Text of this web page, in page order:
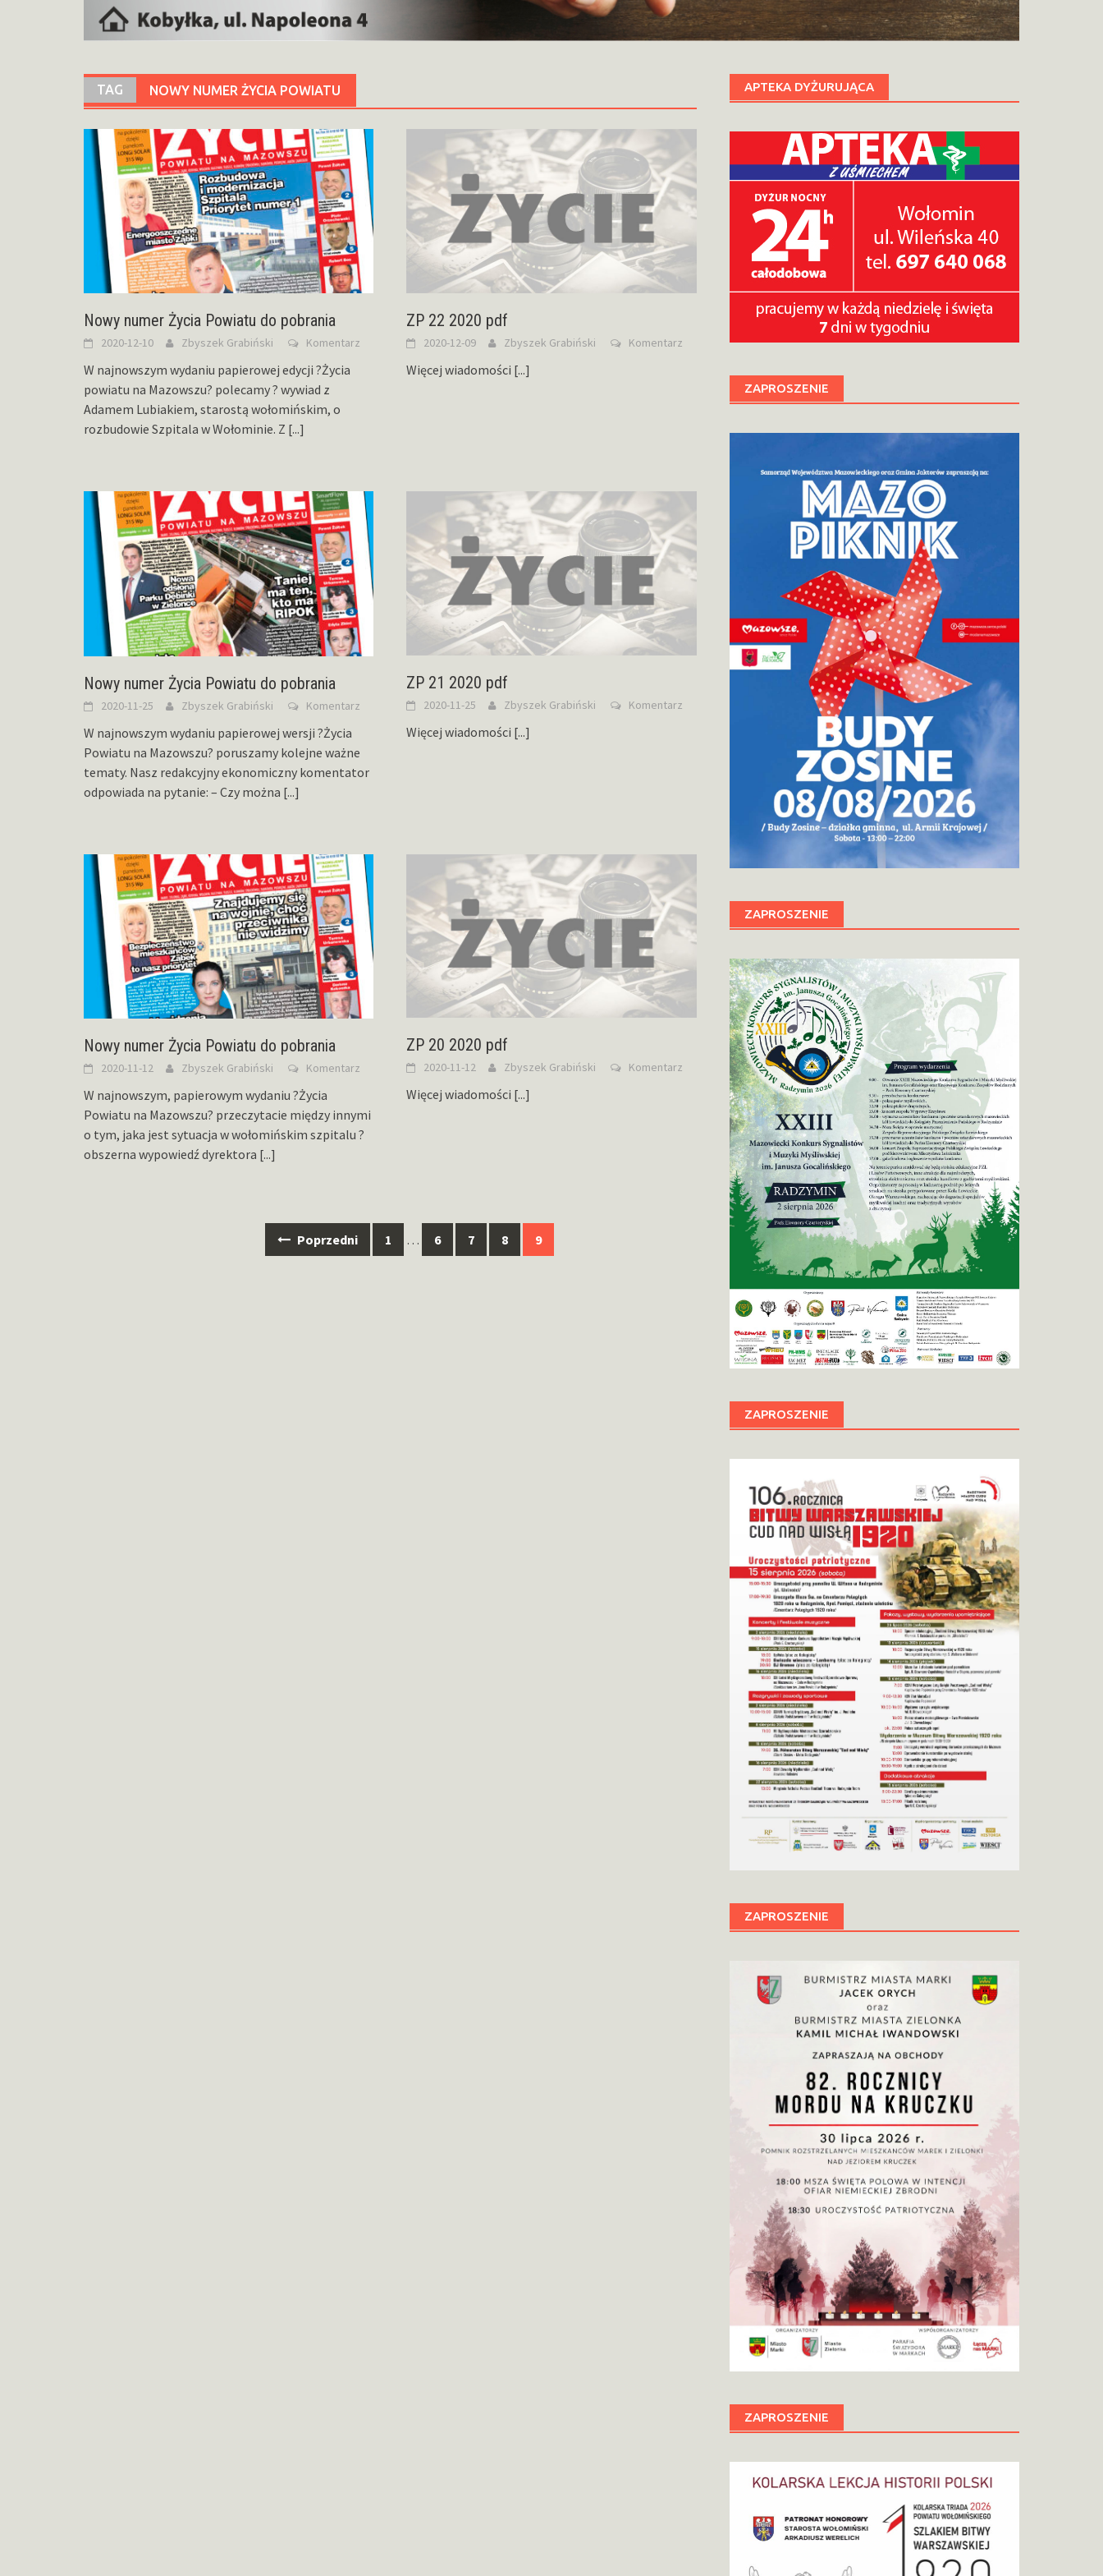
TAG NOWY NUMER ŻYCIA POWIATU
Nowy numer Życia Powiatu do pobrania
2020-12-10 Zbyszek Grabiński Komentarz
W najnowszym wydaniu papierowej edycji ?Życia
powiatu na Mazowszu? polecamy ? wywiad z
Adamem Lubiakiem, starostą wołomińskim, o
rozbudowie Szpitala w Wołominie. Z [...]
ZP 22 2020 pdf
2020-12-09 Zbyszek Grabiński Komentarz
Więcej wiadomości [...]
Nowy numer Życia Powiatu do pobrania
2020-11-25 Zbyszek Grabiński Komentarz
W najnowszym wydaniu papierowej wersji ?Życia
Powiatu na Mazowszu? poruszamy kolejne ważne
tematy. Nasz redakcyjny ekonomiczny komentator
odpowiada na pytanie: – Czy można [...]
ZP 21 2020 pdf
2020-11-25 Zbyszek Grabiński Komentarz
Więcej wiadomości [...]
Nowy numer Życia Powiatu do pobrania
2020-11-12 Zbyszek Grabiński Komentarz
W najnowszym, papierowym wydaniu ?Życia
Powiatu na Mazowszu? przeczytacie między innymi
o tym, jaka jest sytuacja w wołomińskim szpitalu ?
obszerna wypowiedź dyrektora [...]
ZP 20 2020 pdf
2020-11-12 Zbyszek Grabiński Komentarz
Więcej wiadomości [...]
Poprzedni 1 … 6 7 8 9
APTEKA DYŻURUJĄCA
ZAPROSZENIE
ZAPROSZENIE
ZAPROSZENIE
ZAPROSZENIE
ZAPROSZENIE